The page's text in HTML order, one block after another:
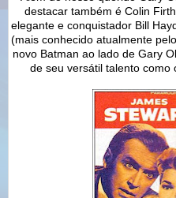
destacar também é Colin
elegante e conquistador Bill
(mais conhecido atualmente
novo Batman ao lado de Gary
de seu versátil talento como